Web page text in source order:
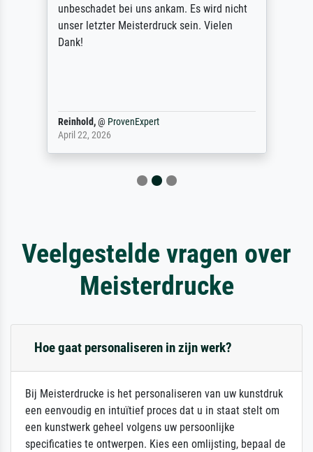
unbeschadet bei uns ankam. Es wird nicht
unser letzter Meisterdruck sein. Vielen
Dank!
Reinhold,@ ProvenExpert
April 22, 2026
Veelgestelde vragen over
Meisterdrucke
Hoe gaat personaliseren in zijn werk?
Bij Meisterdrucke is het personaliseren van uw kunstdruk
een eenvoudig en intuïtief proces dat u in staat stelt om
een kunstwerk geheel volgens uw persoonlijke
specificaties te ontwerpen. Kies een omlijsting, bepaal de